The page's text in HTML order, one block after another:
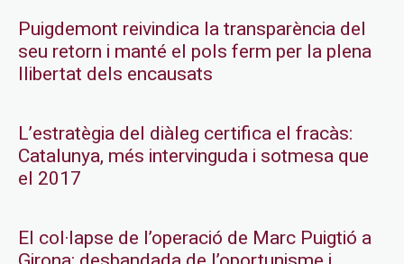
Puigdemont reivindica la transparència del
seu retorn i manté el pols ferm per la plena
llibertat dels encausats
L’estratègia del diàleg certifica el fracàs:
Catalunya, més intervinguda i sotmesa que
el 2017
El col·lapse de l’operació de Marc Puigtió a